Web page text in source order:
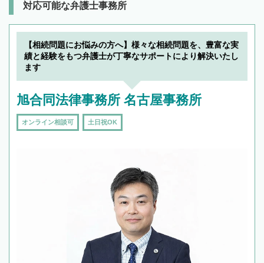
対応可能な弁護士事務所
【相続問題にお悩みの方へ】様々な相続問題を、豊富な実
績と経験をもつ弁護士が丁寧なサポートにより解決いたし
ます
旭合同法律事務所 名古屋事務所
オンライン相談可 土日祝OK